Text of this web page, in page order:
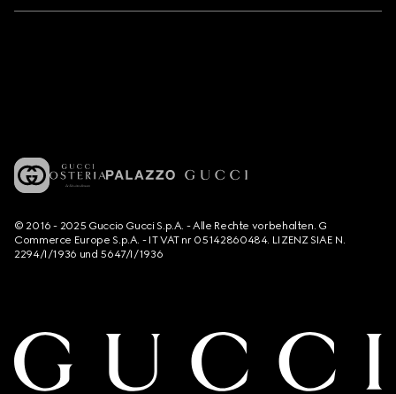
© 2016 - 2025 Guccio Gucci S.p.A. - Alle Rechte vorbehalten. G
Commerce Europe S.p.A. - IT VAT nr 05142860484. LIZENZ SIAE N.
2294/I/1936 und 5647/I/1936